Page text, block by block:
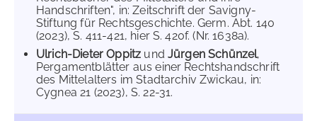
Handschriften", in: Zeitschrift der Savigny-
Stiftung für Rechtsgeschichte. Germ. Abt. 140
(2023), S. 411-421, hier S. 420f. (Nr. 1638a).
Ulrich-Dieter Oppitz undJürgen Schünzel,
Pergamentblätter aus einer Rechtshandschrift
des Mittelalters im Stadtarchiv Zwickau, in:
Cygnea 21 (2023), S. 22-31.